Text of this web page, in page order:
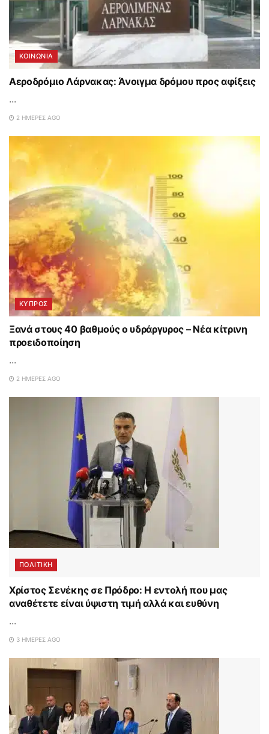
ΚΟΙΝΩΝΙΑ
Αεροδρόμιο Λάρνακας: Άνοιγμα δρόμου προς αφίξεις
...
2 ΗΜΈΡΕΣ AGO
ΚΥΠΡΟΣ
Ξανά στους 40 βαθμούς ο υδράργυρος – Νέα κίτρινη
προειδοποίηση
...
2 ΗΜΈΡΕΣ AGO
ΠΟΛΙΤΙΚΗ
Χρίστος Σενέκης σε Πρόδρο: Η εντολή που μας
αναθέτετε είναι ύψιστη τιμή αλλά και ευθύνη
...
3 ΗΜΈΡΕΣ AGO